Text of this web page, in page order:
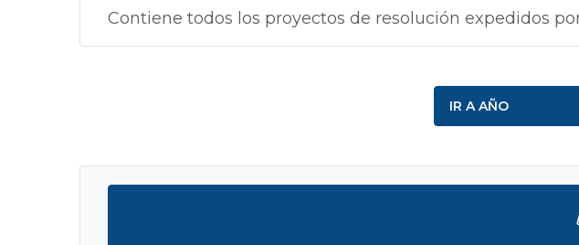
Contiene todos los proyectos de resolución expedidos
IR A AÑO